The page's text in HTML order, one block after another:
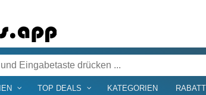
TOP DEALS KATEGORIEN